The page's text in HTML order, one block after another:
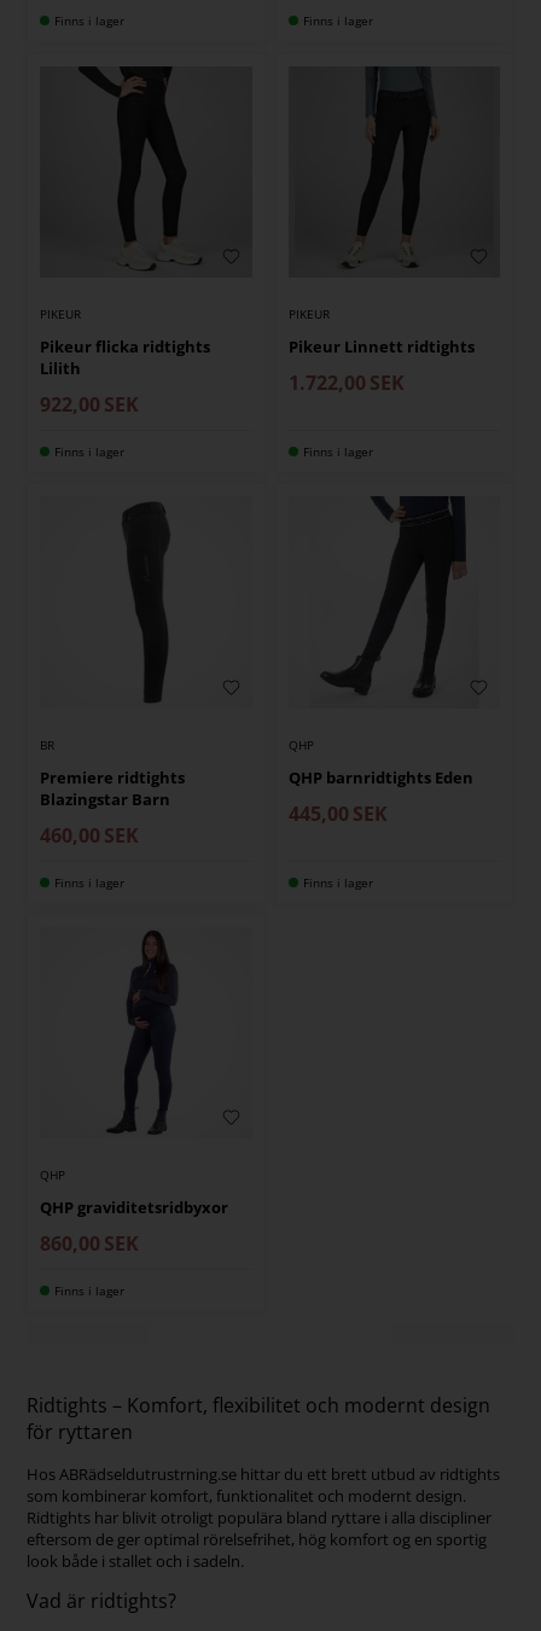
Finns i lager Finns i lager
PIKEUR
Pikeur flicka ridtights
Lilith
922,00 SEK
Finns i lager
PIKEUR
Pikeur Linnett ridtights
1.722,00 SEK
Finns i lager
BR
Premiere ridtights
Blazingstar Barn
460,00 SEK
Finns i lager
QHP
QHP barnridtights Eden
445,00 SEK
Finns i lager
QHP
QHP graviditetsridbyxor
860,00 SEK
Finns i lager
Ridtights – Komfort, flexibilitet och modernt design
för ryttaren
Hos ABRädseldutrustrning.se hittar du ett brett utbud av ridtights
som kombinerar komfort, funktionalitet och modernt design.
Ridtights har blivit otroligt populära bland ryttare i alla discipliner
eftersom de ger optimal rörelsefrihet, hög komfort og en sportig
look både i stallet och i sadeln.
Vad är ridtights?